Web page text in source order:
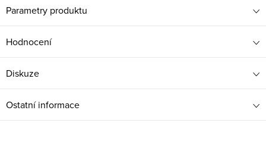
Parametry produktu
Hodnocení
Diskuze
Ostatní informace